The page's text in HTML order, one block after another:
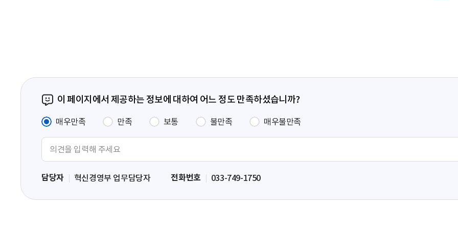
이 페이지에서 제공하는 정보에 대하여 어느 정도 만족하셨습니까?
매우만족 만족 보통 불만족 매우불만족
력
담당자 혁신경영부 업무담당자 전화번호 033-749-1750